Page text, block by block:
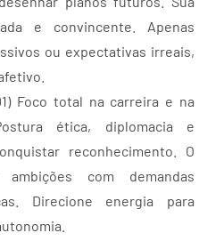
e convincente. Apenas
ou expectativas irreais,
Foco total na carreira e na
ética, diplomacia e
reconhecimento. O
com demandas
Direcione energia para